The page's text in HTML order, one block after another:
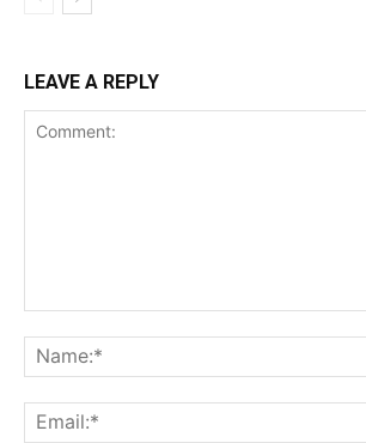
LEAVE A REPLY